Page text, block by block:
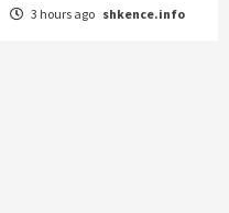
3 hours ago shkence.info